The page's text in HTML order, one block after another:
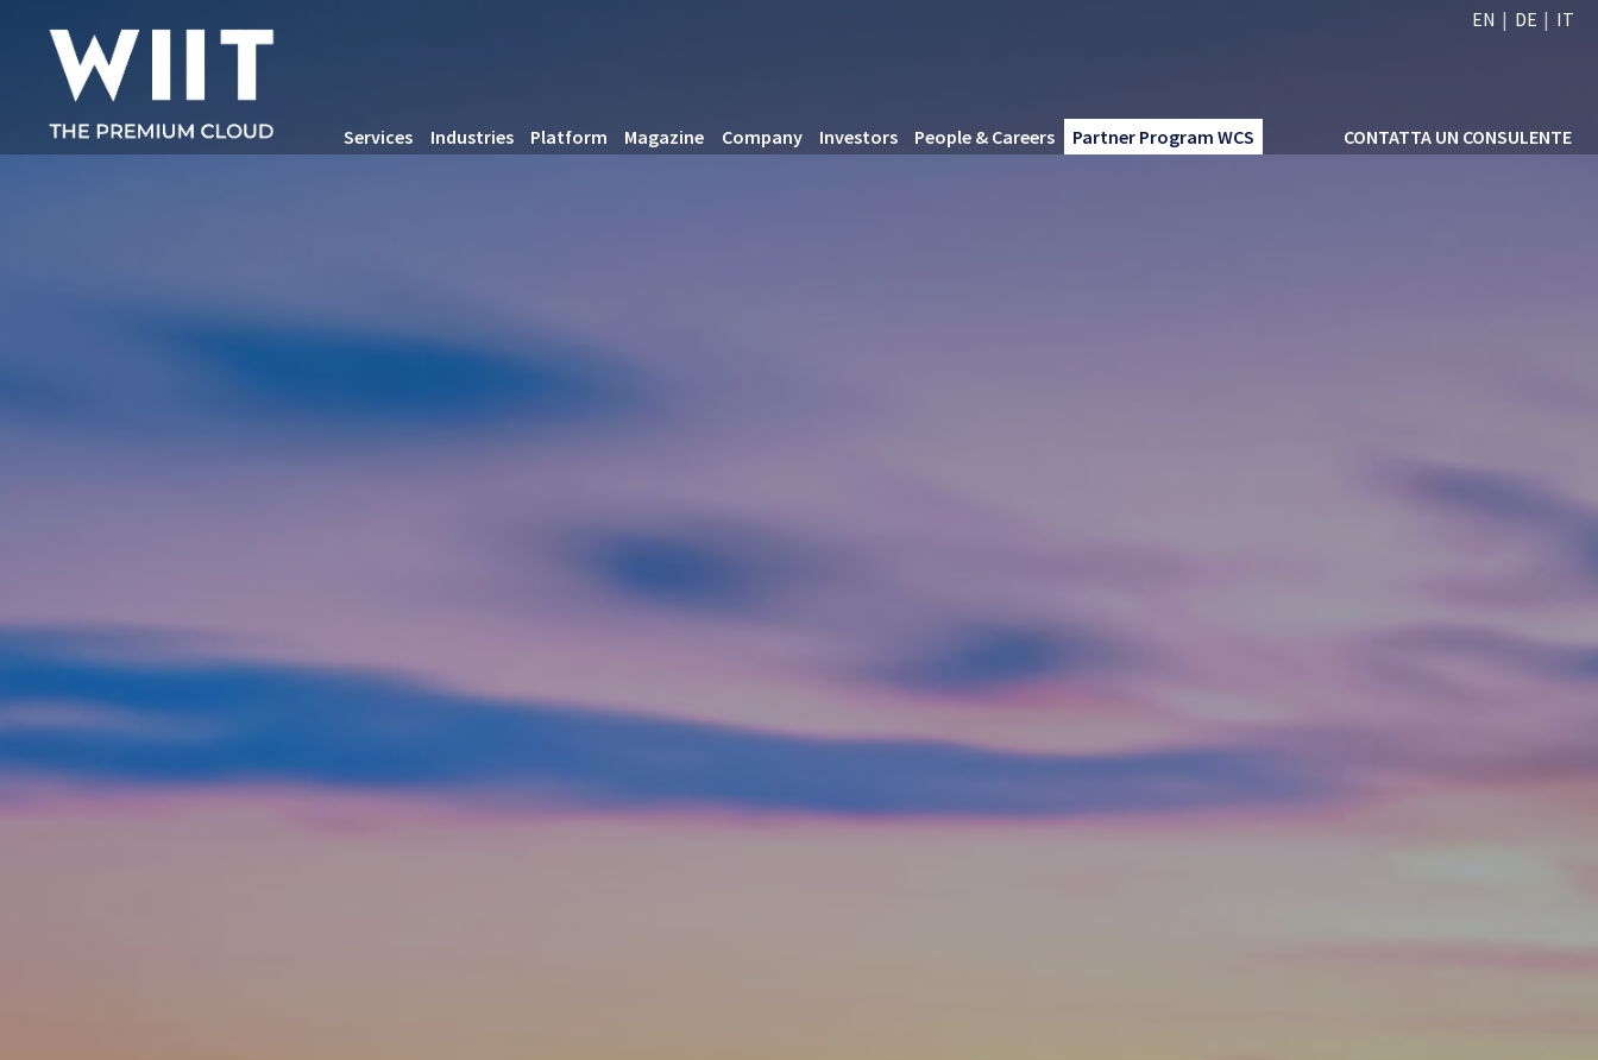
EN DE IT
Services Industries Platform Magazine Company Investors People & Careers Partner Program WCS CONTATTA UN CONSULENTE